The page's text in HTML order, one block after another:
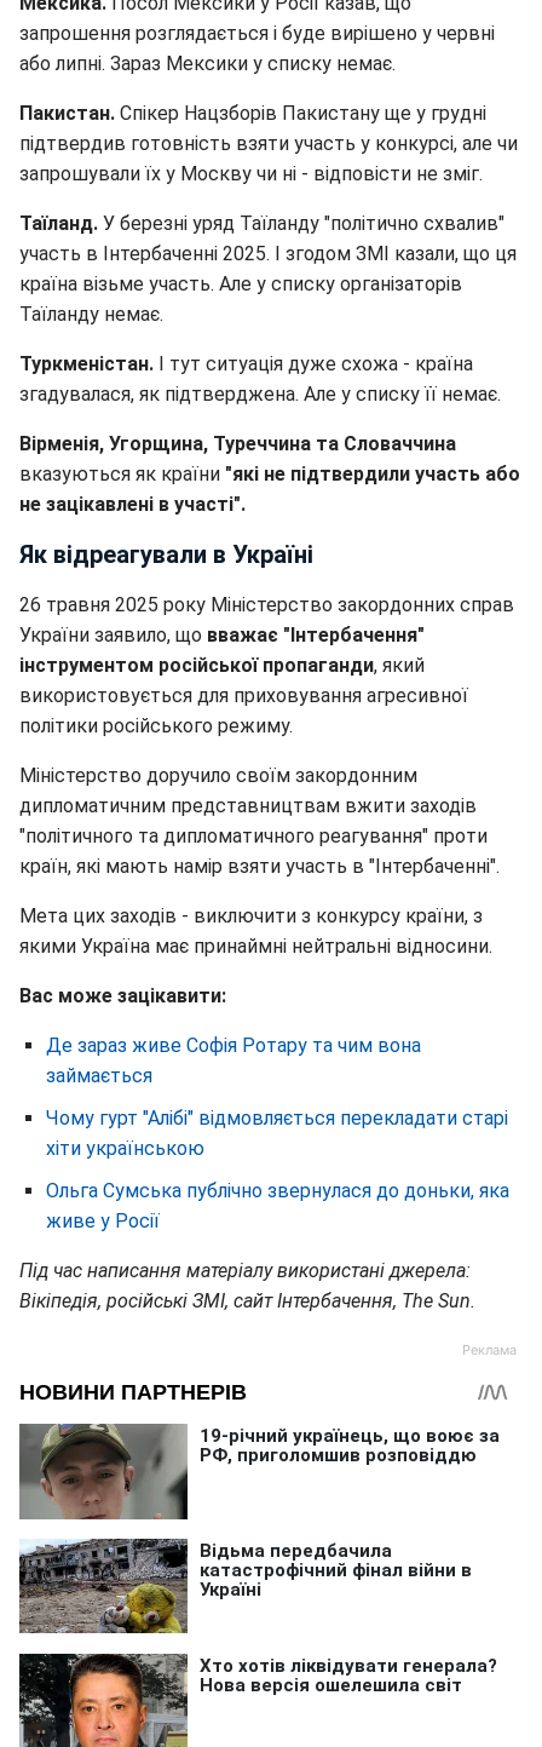
запрошення розглядається і буде вирішено у червні
або липні. Зараз Мексики у списку немає.
Пакистан. Спікер Нацзборів Пакистану ще у грудні
підтвердив готовність взяти участь у конкурсі, але чи
запрошували їх у Москву чи ні - відповісти не зміг.
Таїланд. У березні уряд Таїланду "політично схвалив"
участь в Інтербаченні 2025. І згодом ЗМІ казали, що ця
країна візьме участь. Але у списку організаторів
Таїланду немає.
Туркменістан. І тут ситуація дуже схожа - країна
згадувалася, як підтверджена. Але у списку її немає.
Вірменія, Угорщина, Туреччина та Словаччина
вказуються як країни "які не підтвердили участь або
не зацікавлені в участі".
Як відреагували в Україні
26 травня 2025 року Міністерство закордонних справ
України заявило, що вважає "Інтербачення"
інструментом російської пропаганди, який
використовується для приховування агресивної
політики російського режиму.
Міністерство доручило своїм закордонним
дипломатичним представництвам вжити заходів
"політичного та дипломатичного реагування" проти
країн, які мають намір взяти участь в "Інтербаченні".
Мета цих заходів - виключити з конкурсу країни, з
якими Україна має принаймні нейтральні відносини.
Вас може зацікавити:
Де зараз живе Софія Ротару та чим вона
займається
Чому гурт "Алібі" відмовляється перекладати старі
хіти українською
Ольга Сумська публічно звернулася до доньки, яка
живе у Росії
Під час написання матеріалу використані джерела:
Вікіпедія, російські ЗМІ, сайт Інтербачення, The Sun.